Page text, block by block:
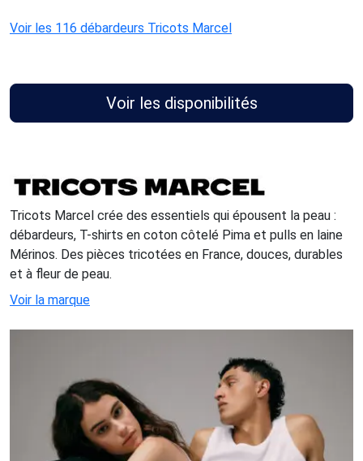
Voir les 116 débardeurs Tricots Marcel
Voir les disponibilités
Tricots Marcel crée des essentiels qui épousent la peau :
débardeurs, T-shirts en coton côtelé Pima et pulls en laine
Mérinos. Des pièces tricotées en France, douces, durables
et à fleur de peau.
Voir la marque